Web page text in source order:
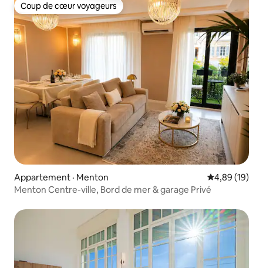
Coup de cœur voyageurs
Coup de cœur voyageurs
Appartement · Menton Note
4,89 (19)
Menton Centre-ville, Bord de mer & garage Privé